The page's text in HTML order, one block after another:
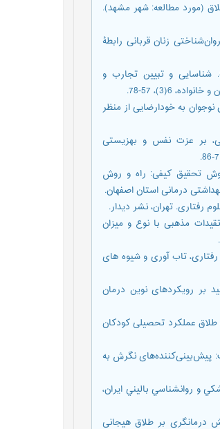
فرایند طلاق (مورد مطالعه: شهر مشهد).
رفتاری و مقابله‌های روان‌شناختی زنان قربانی رابطۀ
محمدحسن؛ فرح بخش، کیومرث؛ سلیمی بجستانی، حسین؛ و دلاور، علی. (1397). شناسایی و تبیین تجارب و
6(3)، 57-78.
دهنده دختران نوجوان به خودارضایی از منظر
به شیوه گروهی، بر عزت نفس و بهزیستی
یوسفی، علیرضا؛ و یمانی، نیکو. (1386). مقدمات روش تحقیق کیفی: راه و روش
درمانی استان اصفهان.
(1401). رابطة معنای زندگی و تقیدات مذهبی با نوع و میزان
های مغزی رفتاری، تاب آوری و شیوه های
درمانی با تاکید بر رویکردهای نوین درمان
خانوادگی به‌ویژه طلاق عملکرد تحصیلی کودکان
از صمیمیت: پیش‌بینی‌کننده‌های نگرش به
روانپزشكي و روانشناسي باليني ايران،
قدرت الله. (2021). اثربخشی بخشایش درمانگری بر طلاق هیجانی